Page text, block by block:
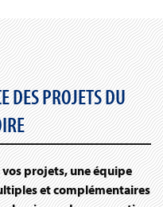
DES PROJETS DU
projets, une équipe
et complémentaires